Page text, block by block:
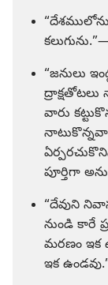
“జనులు
వారు
పూర్తిగా
“దేవుని
నుండి కారే
మరణం ఇక
ఇక